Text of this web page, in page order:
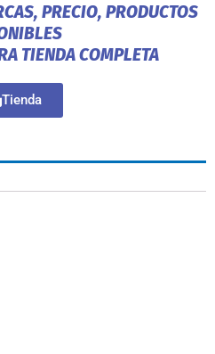
PRECIO, PRODUCTOS
TIENDA COMPLETA
Tienda